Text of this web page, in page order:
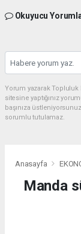
Okuyucu
Yorum yazarak Topluluk
sitesine yaptığınız
başınıza
sorumlu tutulamaz.
Anasayfa
Manda